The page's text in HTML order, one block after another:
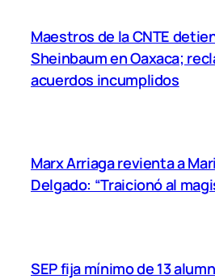
Maestros de la CNTE
Sheinbaum en Oaxaca;
acuerdos incumplidos
Marx Arriaga revienta a
Delgado: “Traicionó al
SEP fija mínimo de 13